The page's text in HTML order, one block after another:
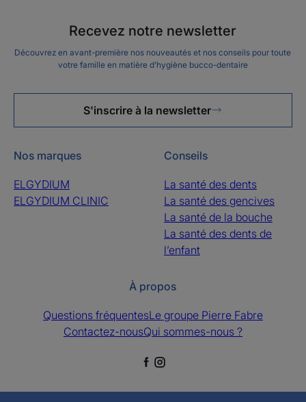
Recevez notre newsletter
Découvrez en avant-première nos nouveautés et nos conseils pour toute
votre famille en matière d’hygiène bucco-dentaire
S'inscrire à la newsletter
Nos marques
ELGYDIUM
ELGYDIUM CLINIC
Conseils
La santé des dents
La santé des gencives
La santé de la bouche
La santé des dents de
l’enfant
À propos
Questions fréquentesLe groupe Pierre Fabre
Contactez-nousQui sommes-nous ?